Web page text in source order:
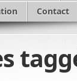
Contact